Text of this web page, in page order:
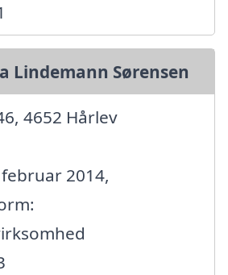
Lindemann Sørensen
4652 Hårlev
2014,